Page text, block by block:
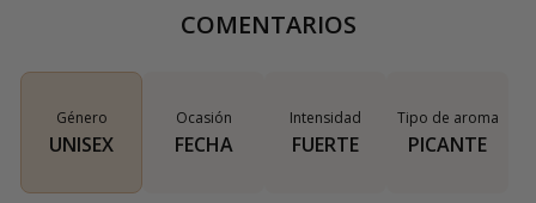
COMENTARIOS
Género
UNISEX
Ocasión
FECHA
Intensidad
FUERTE
Tipo de aroma
PICANTE